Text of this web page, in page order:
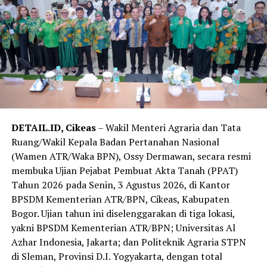
Percepatan Rencana Detail Tata Ruang (RDTR)
Terintegrasi dalam Online Single Submission (OSS);
Sensus Pertanahan Berbasis Geospasial; Integrasi
Kawasan Pertanian Pangan Berkelanjutan/Lahan
Pertanian Pangan Berkelanjutan (KP2B/LP2B) dalam
RTRW; Optimalisasi Peran Gugus Tugas Reforma Agraria
(GTRA); Pengembangan dan Pemanfaatan Zona Nilai
Pembangunan Daerah.
“Provinsi Jawa Barat merupakan provinsi pertama di
Pulau Jawa setelah sebelumnya kami melaksanakan
program ini di Sulawesi dan Lampung. Dengan
kebutuhan yang beragam dan saling berkaitan, Jawa
Barat sangat tepat menjadi ruang kolaborasi untuk
penguatan ekonomi daerah, kepastian hukum
pertanahan dan tata ruang, serta pencegahan korupsi,”
tutur Dony Erwan Brilianto.
DETAIL.ID, Cikeas– Wakil Menteri Agraria dan Tata
Ruang/Wakil Kepala Badan Pertanahan Nasional
(Wamen ATR/Waka BPN), Ossy Dermawan, secara resmi
membuka Ujian Pejabat Pembuat Akta Tanah (PPAT)
Tahun 2026 pada Senin, 3 Agustus 2026, di Kantor
BPSDM Kementerian ATR/BPN, Cikeas, Kabupaten
Bogor. Ujian tahun ini diselenggarakan di tiga lokasi,
yakni BPSDM Kementerian ATR/BPN; Universitas Al
Azhar Indonesia, Jakarta; dan Politeknik Agraria STPN
di Sleman, Provinsi D.I. Yogyakarta, dengan total